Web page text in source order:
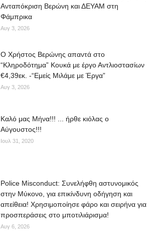
Ανταπόκριση Βερώνη και ΔΕΥΑΜ στη
Φάμπρικα
Αυγ 3, 2026
O Χρήστος Βερώνης απαντά στο
“Κληροδότημα” Κουκά με έργο Αντλιοστασίων
€4,39εκ. -“Εμείς Μιλάμε με Έργα”
Αυγ 3, 2026
Kαλό μας Μήνα!!! ... ήρθε κιόλας ο
Αύγουστος!!!
Ιουλ 31, 2020
Police Misconduct: Συνελήφθη αστυνομικός
στην Μύκονο, για επικίνδυνη οδήγηση και
απείθεια! Χρησιμοποίησε φάρο και σειρήνα για
προσπεράσεις στο μποτιλιάρισμα!
Αυγ 6, 2026